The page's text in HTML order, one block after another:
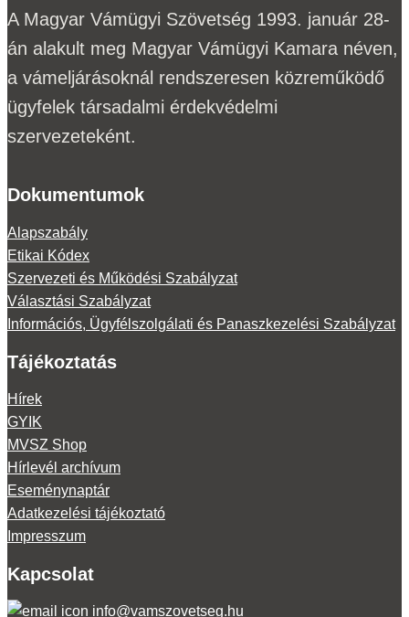
A Magyar Vámügyi Szövetség 1993. január 28-
án alakult meg Magyar Vámügyi Kamara néven,
a vámeljárásoknál rendszeresen közreműködő
ügyfelek társadalmi érdekvédelmi
szervezeteként.
Dokumentumok
Alapszabály
Etikai Kódex
Szervezeti és Működési Szabályzat
Választási Szabályzat
Információs, Ügyfélszolgálati és Panaszkezelési Szabályzat
Tájékoztatás
Hírek
GYIK
MVSZ Shop
Hírlevél archívum
Eseménynaptár
Adatkezelési tájékoztató
Impresszum
Kapcsolat
info@vamszovetseg.hu